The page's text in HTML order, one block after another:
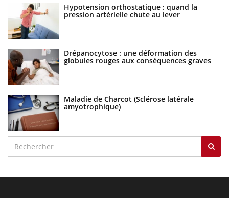
Hypotension orthostatique : quand la
pression artérielle chute au lever
Drépanocytose : une déformation des
globules rouges aux conséquences graves
Maladie de Charcot (Sclérose latérale
amyotrophique)